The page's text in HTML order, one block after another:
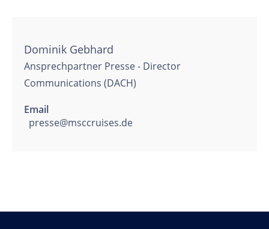
Dominik Gebhard
Ansprechpartner Presse - Director
Communications (DACH)
Email
presse@msccruises.de